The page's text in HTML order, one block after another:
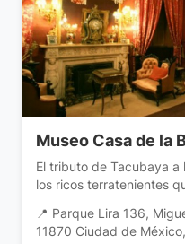
Museo Casa de la
El tributo de Tacubaya
los ricos terratenientes
📍 Parque Lira 136,
11870 Ciudad de